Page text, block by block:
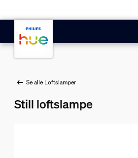
Se alle Loftslamper
Still loftslampe